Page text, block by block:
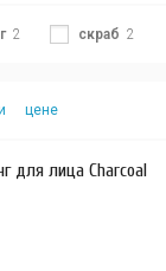
2 скраб 2
цене
для лица Charcoal